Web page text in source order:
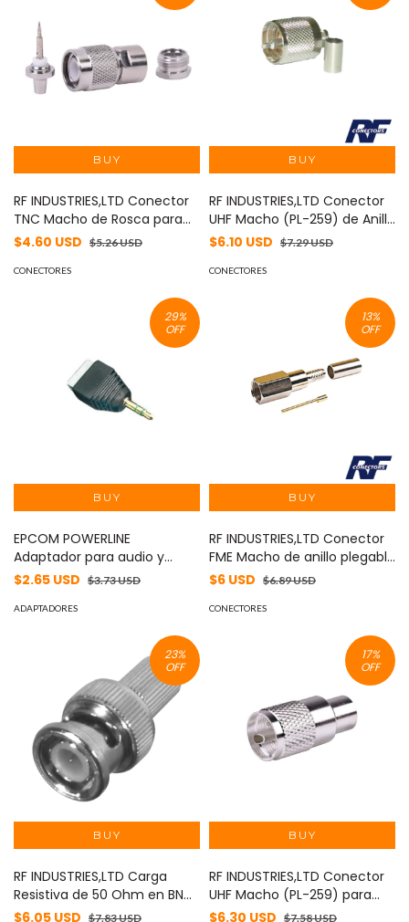
RF INDUSTRIES,LTD Conector
TNC Macho de Rosca para
Cable RG-58/U, Grupo C,
RFT-1204
$4.60 USD $5.26 USD
CONECTORES
RF INDUSTRIES,LTD Conector
UHF Macho (PL-259) de Anillo
Plegable para Cable Coaxial
Níquel/ Plata/ Baquelita.
$6.10 USD $7.29 USD
CONECTORES
29%
OFF
EPCOM POWERLINE
Adaptador para audio y
video de 3.5 mm con
JR58
$2.65 USD $3.73 USD
ADAPTADORES
13%
OFF
RF INDUSTRIES,LTD Conector
FME Macho de anillo plegable
para cable RG-58/U, Niquel/
C
$6 USD $6.89 USD
CONECTORES
23%
OFF
RF INDUSTRIES,LTD Carga
Resistiva de 50 Ohm en BNC
Macho, 1/2 Watt, CD-1.5 GHz.
$6.05 USD $7.83 USD
17%
OFF
RF INDUSTRIES,LTD Conector
UHF Macho (PL-259) para
cables RG-8/U, RG-8U-SYS,
$6.30 USD $7.58 USD